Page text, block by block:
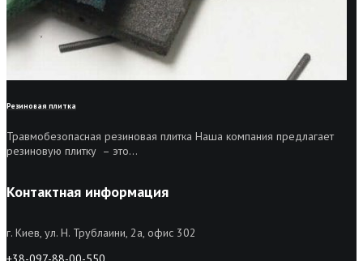
Резиновая плитка
Травмобезопасная резиновая плитка Наша компания предлагает
резиновую плитку – это...
Контактная информация
г. Киев, ул. Н. Трублаини, 2а, офис 302